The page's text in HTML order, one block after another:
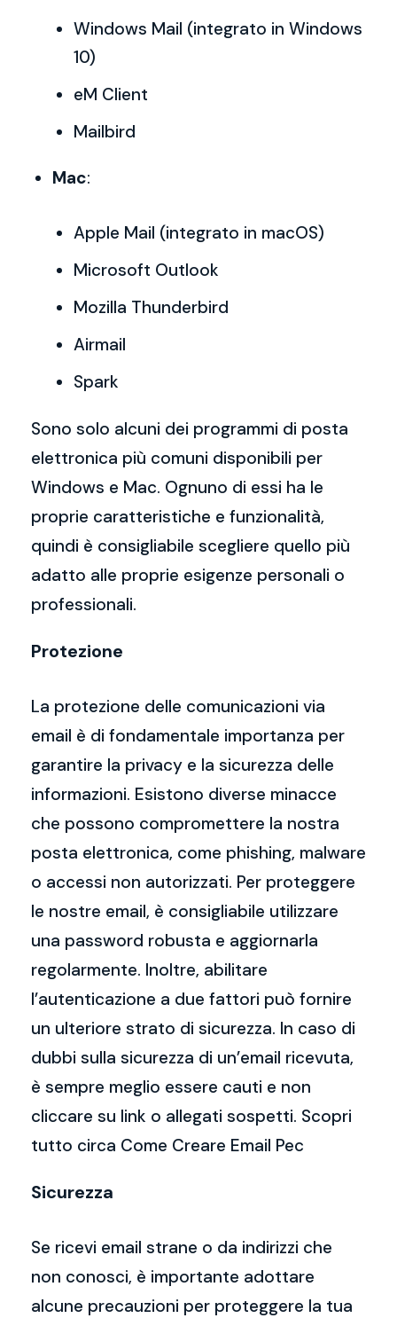
Windows Mail (integrato in Windows
10)
eM Client
Mailbird
Mac:
Apple Mail (integrato in macOS)
Microsoft Outlook
Mozilla Thunderbird
Airmail
Spark
Sono solo alcuni dei programmi di posta
elettronica più comuni disponibili per
Windows e Mac. Ognuno di essi ha le
proprie caratteristiche e funzionalità,
quindi è consigliabile scegliere quello più
adatto alle proprie esigenze personali o
professionali.
Protezione
La protezione delle comunicazioni via
email è di fondamentale importanza per
garantire la privacy e la sicurezza delle
informazioni. Esistono diverse minacce
che possono compromettere la nostra
posta elettronica, come phishing, malware
o accessi non autorizzati. Per proteggere
le nostre email, è consigliabile utilizzare
una password robusta e aggiornarla
regolarmente. Inoltre, abilitare
l’autenticazione a due fattori può fornire
un ulteriore strato di sicurezza. In caso di
dubbi sulla sicurezza di un’email ricevuta,
è sempre meglio essere cauti e non
cliccare su link o allegati sospetti. Scopri
tutto circa Come Creare Email Pec
Sicurezza
Se ricevi email strane o da indirizzi che
non conosci, è importante adottare
alcune precauzioni per proteggere la tua